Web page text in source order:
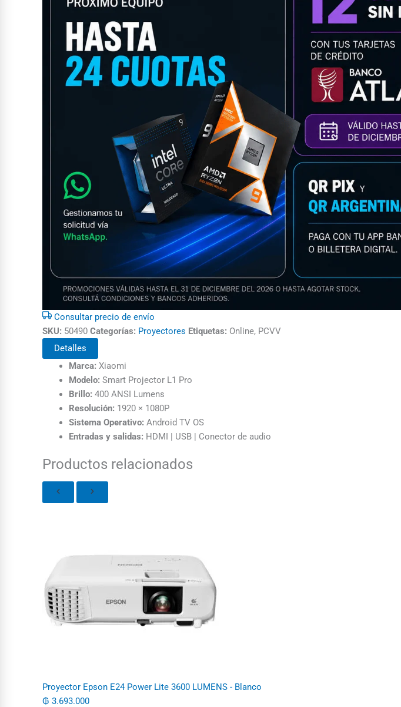
Consultar precio de envío
SKU: 50490 Categorías: Proyectores Etiquetas: Online, PCVV
Detalles
Marca: Xiaomi
Modelo: Smart Projector L1 Pro
Brillo: 400 ANSI Lumens
Resolución: 1920 × 1080P
Sistema Operativo: Android TV OS
Entradas y salidas: HDMI | USB | Conector de audio
Productos relacionados
Proyector Epson E24 Power Lite 3600 LUMENS - Blanco
₲ 3.693.000